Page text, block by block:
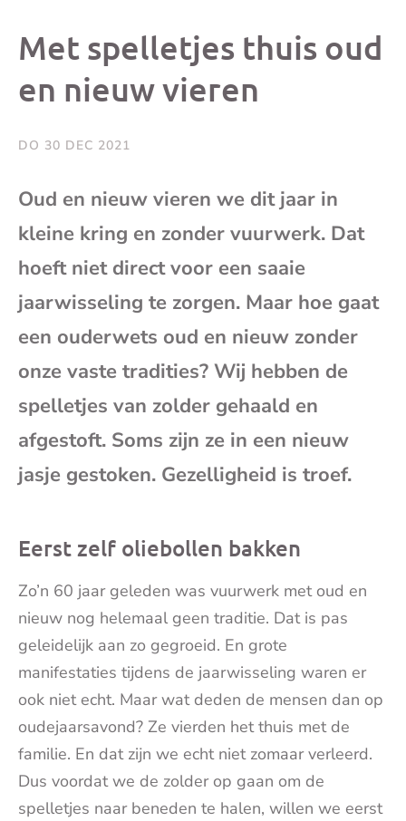
Met spelletjes thuis oud
en nieuw vieren
DO 30 DEC 2021
Oud en nieuw vieren we dit jaar in
kleine kring en zonder vuurwerk. Dat
hoeft niet direct voor een saaie
jaarwisseling te zorgen. Maar hoe gaat
een ouderwets oud en nieuw zonder
onze vaste tradities? Wij hebben de
spelletjes van zolder gehaald en
afgestoft. Soms zijn ze in een nieuw
jasje gestoken. Gezelligheid is troef.
Eerst zelf oliebollen bakken
Zo’n 60 jaar geleden was vuurwerk met oud en
nieuw nog helemaal geen traditie. Dat is pas
geleidelijk aan zo gegroeid. En grote
manifestaties tijdens de jaarwisseling waren er
ook niet echt. Maar wat deden de mensen dan op
oudejaarsavond? Ze vierden het thuis met de
familie. En dat zijn we echt niet zomaar verleerd.
Dus voordat we de zolder op gaan om de
spelletjes naar beneden te halen, willen we eerst